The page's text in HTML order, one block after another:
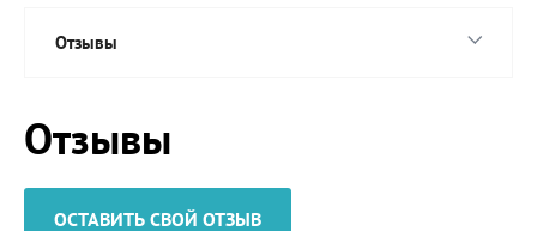
Отзывы
Отзывы
ОСТАВИТЬ СВОЙ ОТЗЫВ